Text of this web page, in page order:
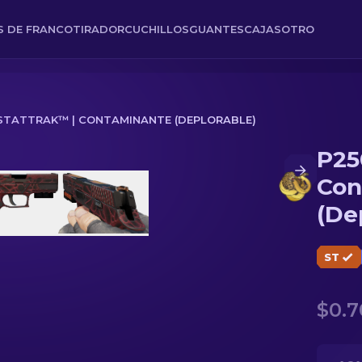
DE FRANCOTIRADORCUCHILLOSGUANTESCAJASOTRO
| CONTAMINANTE (DEPLORABLE)
(Deplorable)
ST